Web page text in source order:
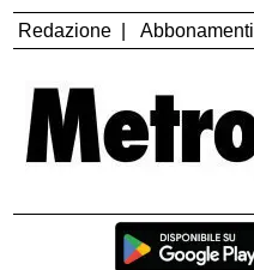
Redazione Abbonamenti